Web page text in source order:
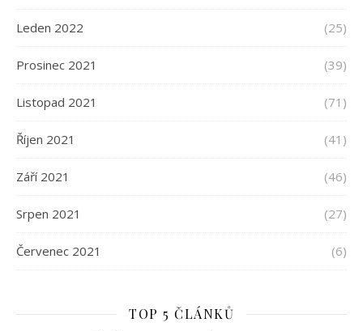
Leden 2022 (25)
Prosinec 2021 (39)
Listopad 2021 (71)
Říjen 2021 (41)
Září 2021 (46)
Srpen 2021 (27)
Červenec 2021 (6)
TOP 5 ČLÁNKŮ